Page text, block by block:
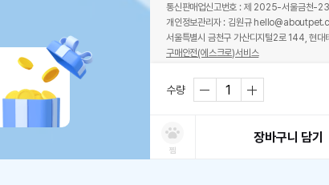
수량
찜
장바구니 담기
통신판매업신고번호 : 제 2025-서울금천-
개인정보관리자 : 김원규
서울특별시 금천구 가산디지털2로 144, 현
구매안전(에스크로)서비스